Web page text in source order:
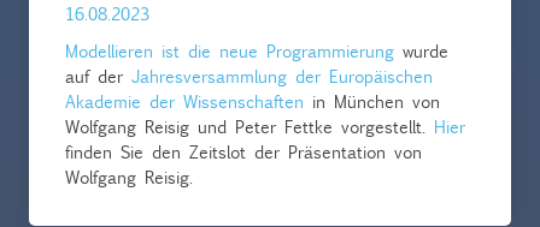
16.08.2023
Modellieren ist die neue Programmierung wurde
auf der Jahresversammlung der Europäischen
Akademie der Wissenschaften in München von
Wolfgang Reisig und Peter Fettke vorgestellt. Hier
finden Sie den Zeitslot der Präsentation von
Wolfgang Reisig.